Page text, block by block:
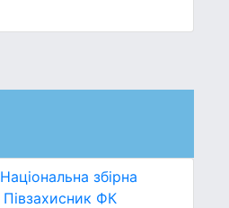
Національна збірна
Півзахисник ФК